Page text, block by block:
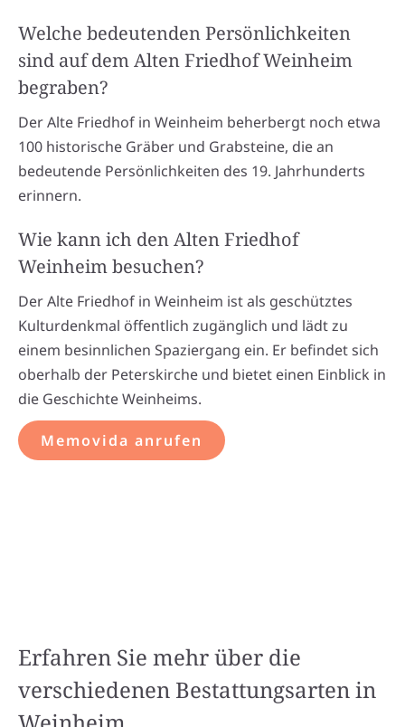
Welche bedeutenden Persönlichkeiten
sind auf dem Alten Friedhof Weinheim
begraben?
Der Alte Friedhof in Weinheim beherbergt noch etwa
100 historische Gräber und Grabsteine, die an
bedeutende Persönlichkeiten des 19. Jahrhunderts
erinnern.
Wie kann ich den Alten Friedhof
Weinheim besuchen?
Der Alte Friedhof in Weinheim ist als geschütztes
Kulturdenkmal öffentlich zugänglich und lädt zu
einem besinnlichen Spaziergang ein. Er befindet sich
oberhalb der Peterskirche und bietet einen Einblick in
die Geschichte Weinheims.
Memovida anrufen
Erfahren Sie mehr über die
verschiedenen Bestattungsarten in